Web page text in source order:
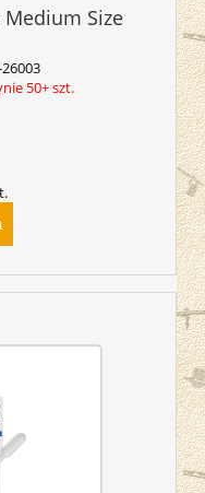
Size
50+ szt.